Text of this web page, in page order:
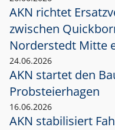
AKN richtet
zwischen
Norderstedt Mitte
24.06.2026
AKN startet den
Probsteierhagen
16.06.2026
AKN stabilisiert